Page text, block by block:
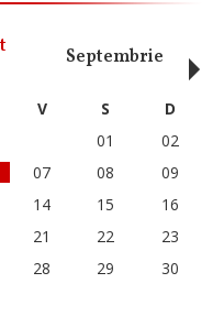
Septembrie
V S
D
01
02
07 08
09
14 15
16
21 22
23
28 29
30